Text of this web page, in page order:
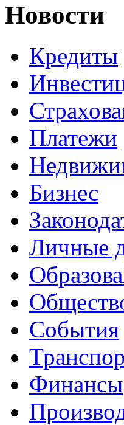
Новости
Кредиты
Платежи
Бизнес
Личные
События
Финансы